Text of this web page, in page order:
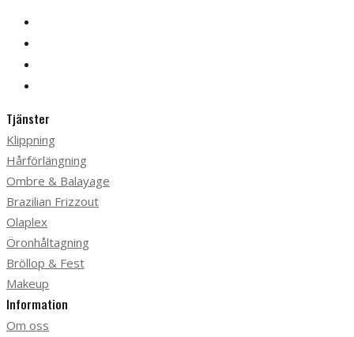
Tjänster
Klippning
Hårförlängning
Ombre & Balayage
Brazilian Frizzout
Olaplex
Öronhåltagning
Bröllop & Fest
Makeup
Information
Om oss